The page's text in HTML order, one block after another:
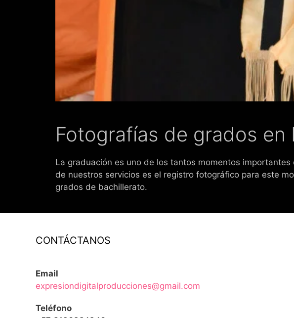
Fotografías de grados en
La graduación es uno de los tantos momentos
de nuestros servicios es el registro fotográfico para este
grados de bachillerato.
CONTÁCTANOS
Email
expresiondigitalproducciones@gmail.com
Teléfono